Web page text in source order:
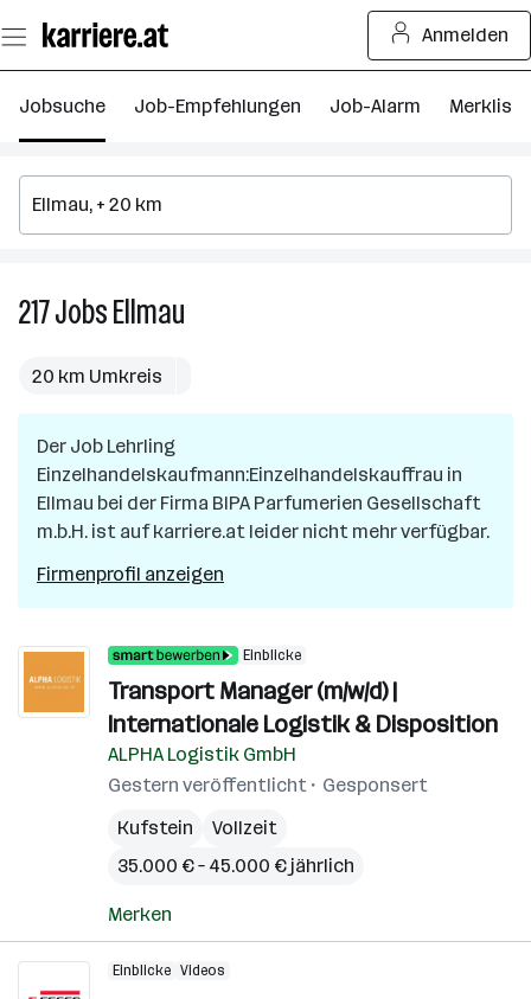
Seiteninhalt
springen
Anmelden
Jobsuche Job-Empfehlungen Job-Alarm Merkliste
217JobsEllmau
20 km Umkreis
Der Job Lehrling
Einzelhandelskaufmann:Einzelhandelskauffrau in
Ellmau bei der Firma BIPA Parfumerien Gesellschaft
m.b.H. ist auf karriere.at leider nicht mehr verfügbar.
Firmenprofil anzeigen
Einblicke
Transport Manager (m/w/d) |
Internationale Logistik & Disposition
ALPHA Logistik GmbH
Gestern veröffentlicht
Gesponsert
Kufstein
Vollzeit
35.000 € – 45.000 € jährlich
Merken
Einblicke Videos